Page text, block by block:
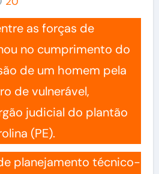
as forças de
no cumprimento do
de um homem pela
de vulnerável,
judicial do plantão
(PE).
planejamento técnico-